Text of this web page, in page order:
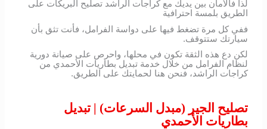
لذا فالأمان بين يديك مع كراجات الراشد تصليح البريكات على
الطريق بلمسة احترافية
ففي كل مرة تضغط فيها على دواسة الفرامل، فأنت تثق بأن
سيارتك ستتوقف.
لكن دع هذه الثقة تكون في محلها، واحرص على صيانة دورية
لنظام الفرامل من خلال خدمة تبديل بطاريات الأحمدي من
كراجات الراشد، فنحن هنا لحمايتك على الطريق.
تصليح الجير (مبدل السرعات) | تبديل
بطاريات الأحمدي